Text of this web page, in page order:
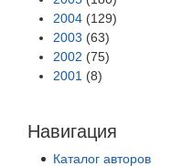
2004 (129)
2003 (63)
2002 (75)
2001 (8)
Навигация
Каталог авторов